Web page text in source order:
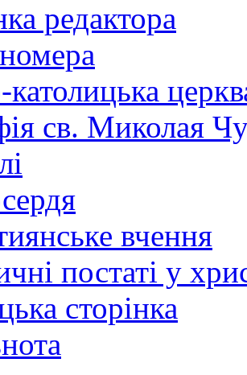
редактора
св. Миколая
вчення
постаті у
сторінка